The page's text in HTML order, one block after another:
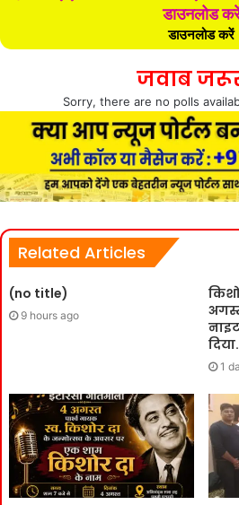
डाउनलोड
डाउनलोड करें
जवाब
Sorry, there are no polls
Related Articles
(no title)
9 hours ago
दिया.
1